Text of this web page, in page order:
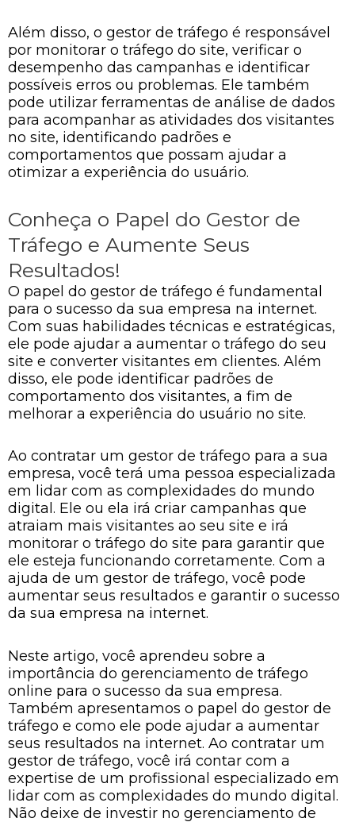
Além disso, o gestor de tráfego é responsável
por monitorar o tráfego do site, verificar o
desempenho das campanhas e identificar
possíveis erros ou problemas. Ele também
pode utilizar ferramentas de análise de dados
para acompanhar as atividades dos visitantes
no site, identificando padrões e
comportamentos que possam ajudar a
otimizar a experiência do usuário.
Conheça o Papel do Gestor de
Tráfego e Aumente Seus
Resultados!
O papel do gestor de tráfego é fundamental
para o sucesso da sua empresa na internet.
Com suas habilidades técnicas e estratégicas,
ele pode ajudar a aumentar o tráfego do seu
site e converter visitantes em clientes. Além
disso, ele pode identificar padrões de
comportamento dos visitantes, a fim de
melhorar a experiência do usuário no site.
Ao contratar um gestor de tráfego para a sua
empresa, você terá uma pessoa especializada
em lidar com as complexidades do mundo
digital. Ele ou ela irá criar campanhas que
atraiam mais visitantes ao seu site e irá
monitorar o tráfego do site para garantir que
ele esteja funcionando corretamente. Com a
ajuda de um gestor de tráfego, você pode
aumentar seus resultados e garantir o sucesso
da sua empresa na internet.
Neste artigo, você aprendeu sobre a
importância do gerenciamento de tráfego
online para o sucesso da sua empresa.
Também apresentamos o papel do gestor de
tráfego e como ele pode ajudar a aumentar
seus resultados na internet. Ao contratar um
gestor de tráfego, você irá contar com a
expertise de um profissional especializado em
lidar com as complexidades do mundo digital.
Não deixe de investir no gerenciamento de